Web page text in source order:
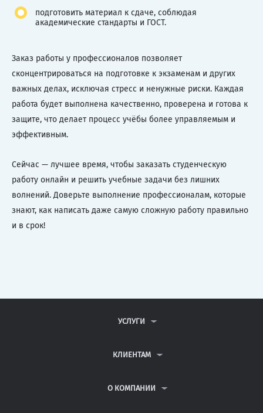
подготовить материал к сдаче, соблюдая
академические стандарты и ГОСТ.
Заказ работы у профессионалов позволяет
сконцентрироваться на подготовке к экзаменам и других
важных делах, исключая стресс и ненужные риски. Каждая
работа будет выполнена качественно, проверена и готова к
защите, что делает процесс учёбы более управляемым и
эффективным.
Сейчас — лучшее время, чтобы заказать студенческую
работу онлайн и решить учебные задачи без лишних
волнений. Доверьте выполнение профессионалам, которые
знают, как написать даже самую сложную работу правильно
и в срок!
УСЛУГИ
ДИПЛОМНЫЕ РАБОТЫ
РЕФЕРАТЫ
КЛИЕНТАМ
ВОПРОСЫ И ОТВЕТЫ
О КОМПАНИИ